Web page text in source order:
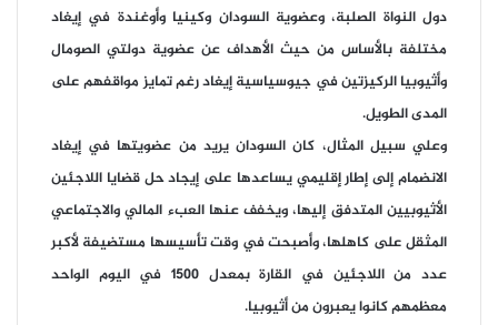
دول النواة الصلبة، وعضوية السودان وكينيا وأوغندة في إيغاد
مختلفة بالأساس من حيث الأهداف عن عضوية دولتي الصومال
وأثيوبيا الركيزتين في جيوسياسية إيغاد رغم تمايز مواقفهم على
المدى الطويل.
وعلي سبيل المثال، كان السودان يريد من عضويتها في إيغاد
الانضمام إلى إطار إقليمي يساعدها على إيجاد حل قضايا اللاجئين
الأثيوبيين المتدفق إليها، ويخفف عنها العبء المالي والاجتماعي
المثقل على كاهلها، وأصبحت في وقت تأسيسها مستضيفة لأكبر
عدد من اللاجئين في القارة بمعدل 1500 في اليوم الواحد
معظمهم كانوا يعبرون من أثيوبيا.